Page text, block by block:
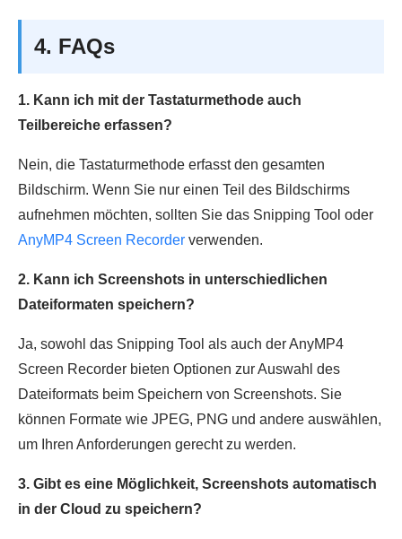
4. FAQs
1. Kann ich mit der Tastaturmethode auch
Teilbereiche erfassen?
Nein, die Tastaturmethode erfasst den gesamten
Bildschirm. Wenn Sie nur einen Teil des Bildschirms
aufnehmen möchten, sollten Sie das Snipping Tool oder
AnyMP4 Screen Recorder verwenden.
2. Kann ich Screenshots in unterschiedlichen
Dateiformaten speichern?
Ja, sowohl das Snipping Tool als auch der AnyMP4
Screen Recorder bieten Optionen zur Auswahl des
Dateiformats beim Speichern von Screenshots. Sie
können Formate wie JPEG, PNG und andere auswählen,
um Ihren Anforderungen gerecht zu werden.
3. Gibt es eine Möglichkeit, Screenshots automatisch
in der Cloud zu speichern?